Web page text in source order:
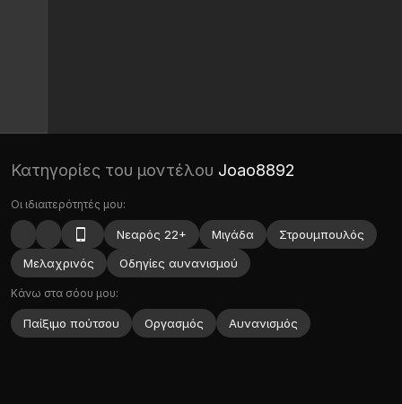
Κατηγορίες του μοντέλου Joao8892
Οι ιδιαιτερότητές μου:
Νεαρός 22+ Μιγάδα
Στρουμπουλός
Μελαχρινός
Οδηγίες αυνανισμού
Κάνω στα σόου μου:
Παίξιμο πούτσου Οργασμός Αυνανισμός